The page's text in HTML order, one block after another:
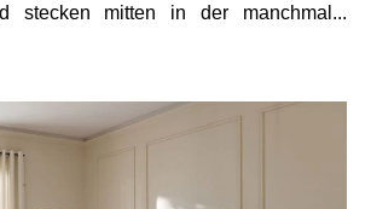
stecken mitten in der manchmal...